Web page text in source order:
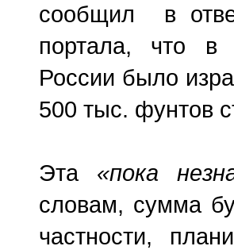
сообщил в
портала, что в
России было
500 тыс. фунтов
Эта «пока
словам, сумма
частности,